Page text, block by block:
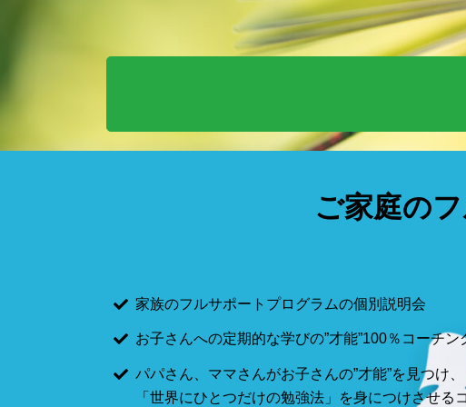
ご家庭の
家族のフルサポートプログラムの個別説明会
お子さんへの定期的な学びの”才能”100％コーチン
パパさん、ママさんがお子さんの”才能”を見つけ、
「世界にひとつだけの勉強法」を身につけさせる